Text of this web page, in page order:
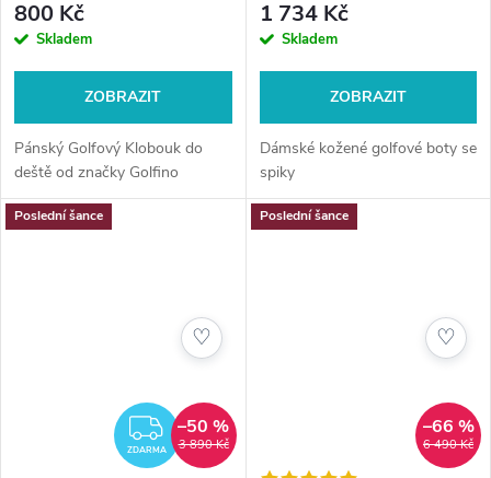
800 Kč
Skladem
ZOBRAZIT
Pánský Golfový Klobouk do
deště od značky Golfino
1 734 Kč
Skladem
ZOBRAZIT
Dámské kožené golfové boty se
spiky
Poslední šance
ZDARMA
ZDARMA 3 890 Kč
–50 %
♡
Poslední šance
6 490 Kč
–66 %
♡